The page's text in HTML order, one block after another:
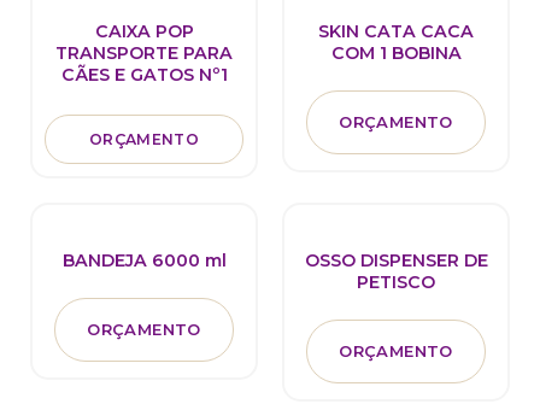
CAIXA POP
TRANSPORTE PARA
CÃES E GATOS Nº1
ORÇAMENTO
SKIN CATA CACA
COM 1 BOBINA
ORÇAMENTO
BANDEJA 6000 ml
ORÇAMENTO
OSSO DISPENSER DE
PETISCO
ORÇAMENTO